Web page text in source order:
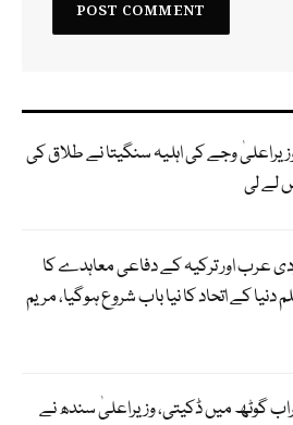
وجے کی اہلیہ سنگیتا نے طلاق کی
لے لی
عرب اور ترکیہ کے دفاعی معاہدے کا
کے اتحاد کا نیا باب شروع ہوگیا، مریم
گوٹھ میں ڈکیتی، وزیراعلیٰ سندھ نے